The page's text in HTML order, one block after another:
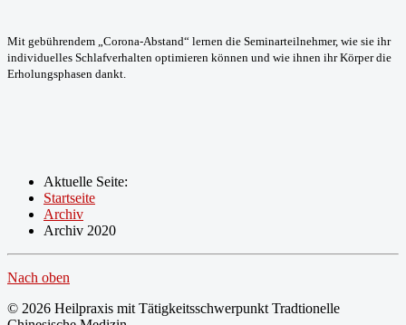
Mit gebührendem „Corona-Abstand“ lernen die Seminarteilnehmer, wie sie ihr
individuelles Schlafverhalten optimieren können und wie ihnen ihr Körper die
Erholungsphasen dankt.
Aktuelle Seite:
Startseite
Archiv
Archiv 2020
Nach oben
© 2026 Heilpraxis mit Tätigkeitsschwerpunkt Tradtionelle